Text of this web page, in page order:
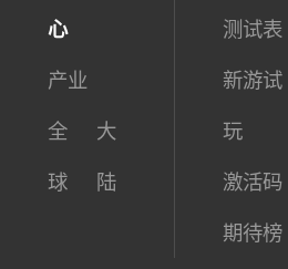
心
产业
全
球
大
陆
测试表
新游试
玩
激活码
期待榜